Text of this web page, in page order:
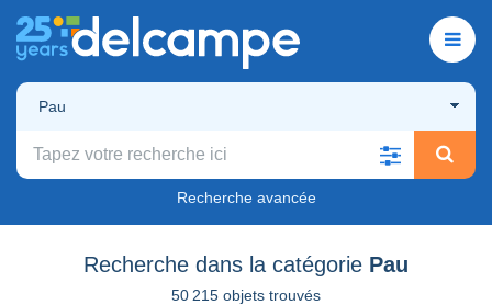
Pau
Recherche avancée
Recherche dans la catégorie Pau
50 215 objets trouvés